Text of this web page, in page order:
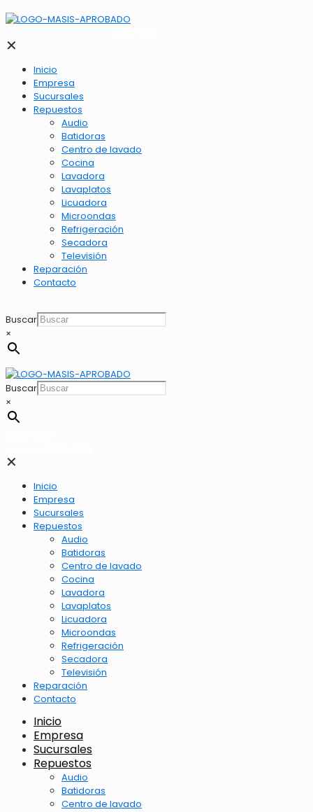
✕
Inicio
Empresa
Sucursales
Repuestos
Audio
Batidoras
Centro de lavado
Cocina
Lavadora
Lavaplatos
Licuadora
Microondas
Refrigeración
Secadora
Televisión
Reparación
Contacto
Buscar
×
Buscar
×
✕
Inicio
Empresa
Sucursales
Repuestos
Audio
Batidoras
Centro de lavado
Cocina
Lavadora
Lavaplatos
Licuadora
Microondas
Refrigeración
Secadora
Televisión
Reparación
Contacto
Inicio
Empresa
Sucursales
Repuestos
Audio
Batidoras
Centro de lavado